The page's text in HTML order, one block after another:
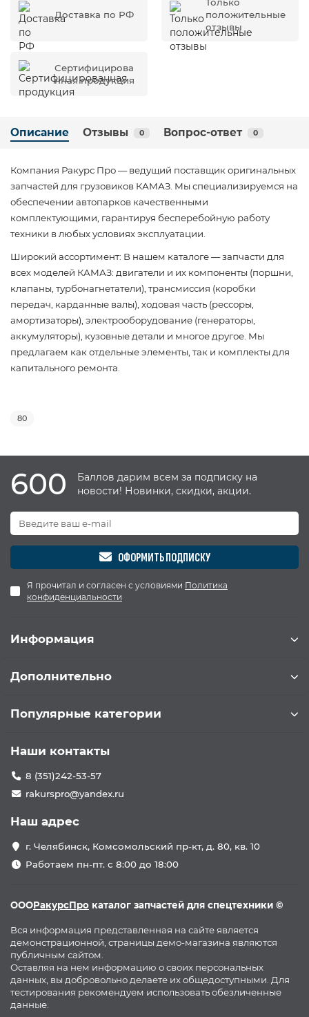
Доставка по РФ
положительные
отзывы
Сертифицирова
нная продукция
Описание Отзывы 0 Вопрос-ответ 0
Компания Ракурс Про — ведущий поставщик оригинальных
запчастей для грузовиков КАМАЗ. Мы специализируемся на
обеспечении автопарков качественными
комплектующими, гарантируя бесперебойную работу
техники в любых условиях эксплуатации.
Широкий ассортимент: В нашем каталоге — запчасти для
всех моделей КАМАЗ: двигатели и их компоненты (поршни,
клапаны, турбонагнетатели), трансмиссия (коробки
передач, карданные валы), ходовая часть (рессоры,
амортизаторы), электрооборудование (генераторы,
аккумуляторы), кузовные детали и многое другое. Мы
предлагаем как отдельные элементы, так и комплекты для
капитального ремонта.
80
600
Баллов дарим всем за подписку на
новости! Новинки, скидки, акции.
ОФОРМИТЬ ПОДПИСКУ
Я прочитал и согласен с условиями Политика
конфиденциальности
Информация
Дополнительно
Популярные категории
Наши контакты
8 (351)242-53-57
rakurspro@yandex.ru
Наш адрес
г. Челябинск, Комсомольский пр-кт, д. 80, кв. 10
Работаем пн-пт. с 8:00 до 18:00
ОООРакурсПро каталог запчастей для спецтехники ©
Вся информация представленная на сайте является
демонстрационной, страницы демо-магазина являются
публичным сайтом.
Оставляя на нем информацию о своих персональных
данных, вы добровольно делаете их общедоступными. Для
тестирования рекомендуем использовать обезличенные
данные.